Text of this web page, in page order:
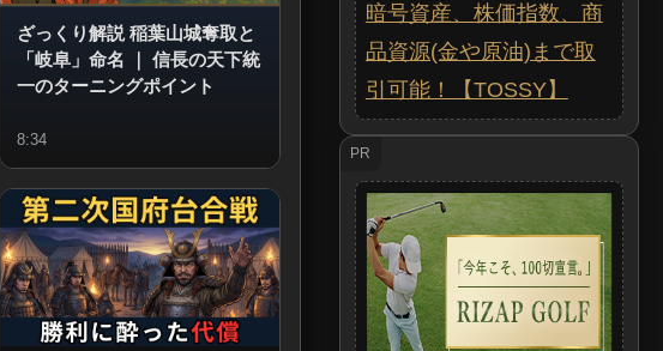
ざっくり解説 稲葉山城奪取と
「岐阜」命名 ｜ 信長の天下統
一のターニングポイント
8:34
暗号資産、株価指数、商
品資源(金や原油)まで取
引可能！【TOSSY】
PR